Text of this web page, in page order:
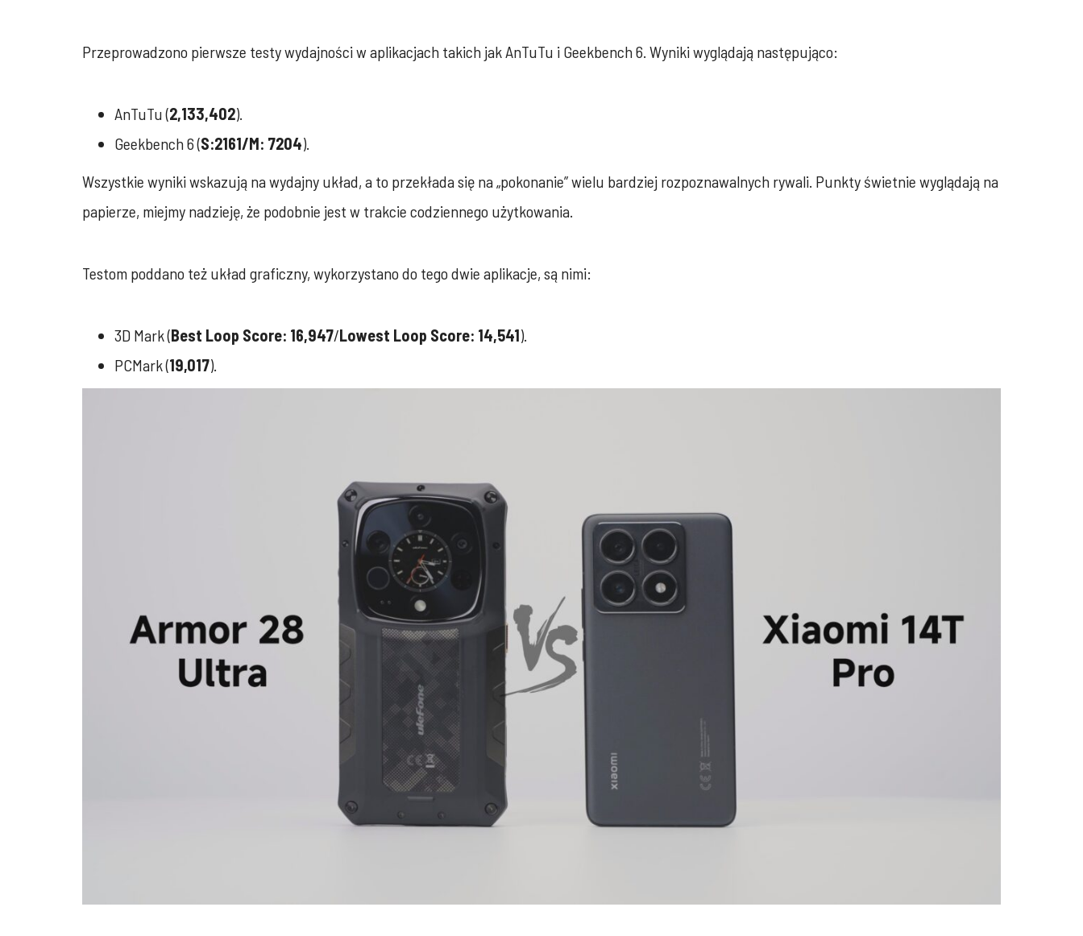
Przeprowadzono pierwsze testy wydajności w aplikacjach takich jak AnTuTu i Geekbench 6. Wyniki wyglądają następująco:
AnTuTu (2,133,402).
Geekbench 6 (S:2161/M: 7204).
Wszystkie wyniki wskazują na wydajny układ, a to przekłada się na „pokonanie” wielu bardziej rozpoznawalnych rywali. Punkty świetnie wyglądają na
papierze, miejmy nadzieję, że podobnie jest w trakcie codziennego użytkowania.
Testom poddano też układ graficzny, wykorzystano do tego dwie aplikacje, są nimi:
3D Mark (Best Loop Score: 16,947/Lowest Loop Score: 14,541).
PCMark (19,017).